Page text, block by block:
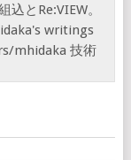
とRe:VIEW。
writings
mhidaka 技術